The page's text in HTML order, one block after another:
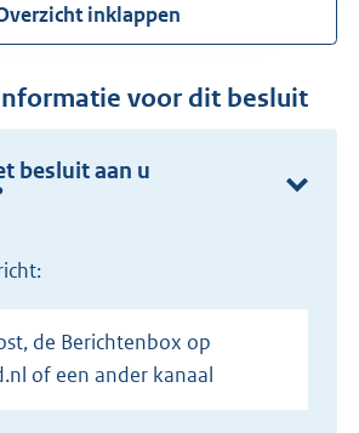
inklappen
voor dit besluit
besluit aan u
de Berichtenbox op
of een ander kanaal